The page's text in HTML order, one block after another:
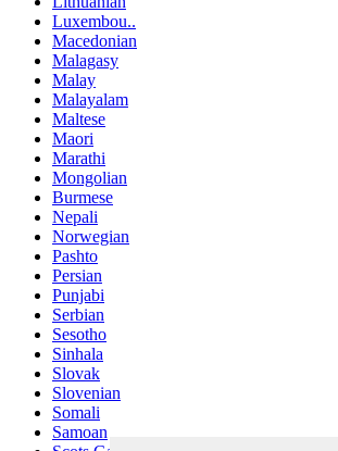
Luxembou..
Macedonian
Malagasy
Malay
Malayalam
Maltese
Maori
Marathi
Mongolian
Burmese
Nepali
Norwegian
Pashto
Persian
Punjabi
Serbian
Sesotho
Sinhala
Slovak
Slovenian
Somali
Samoan